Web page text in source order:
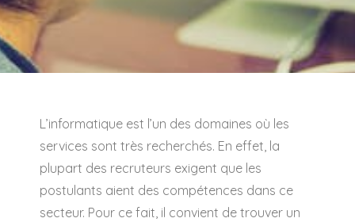
L’informatique est l’un des domaines où les
services sont très recherchés. En effet, la
plupart des recruteurs exigent que les
postulants aient des compétences dans ce
secteur. Pour ce fait, il convient de trouver un